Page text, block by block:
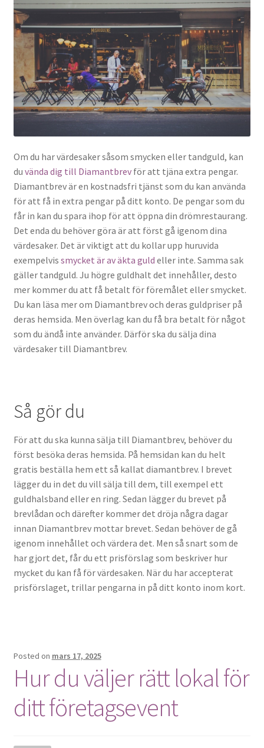
Om du har värdesaker såsom smycken eller tandguld, kan
du vända dig till Diamantbrevför att tjäna extra pengar.
Diamantbrev är en kostnadsfri tjänst som du kan använda
för att få in extra pengar på ditt konto. De pengar som du
får in kan du spara ihop för att öppna din drömrestaurang.
Det enda du behöver göra är att först gå igenom dina
värdesaker. Det är viktigt att du kollar upp huruvida
exempelvis smycket är av äkta guld eller inte. Samma sak
gäller tandguld. Ju högre guldhalt det innehåller, desto
mer kommer du att få betalt för föremålet eller smycket.
Du kan läsa mer om Diamantbrev och deras guldpriser på
deras hemsida. Men överlag kan du få bra betalt för något
som du ändå inte använder. Därför ska du sälja dina
värdesaker till Diamantbrev.
Så gör du
För att du ska kunna sälja till Diamantbrev, behöver du
först besöka deras hemsida. På hemsidan kan du helt
gratis beställa hem ett så kallat diamantbrev. I brevet
lägger du in det du vill sälja till dem, till exempel ett
guldhalsband eller en ring. Sedan lägger du brevet på
brevlådan och därefter kommer det dröja några dagar
innan Diamantbrev mottar brevet. Sedan behöver de gå
igenom innehållet och värdera det. Men så snart som de
har gjort det, får du ett prisförslag som beskriver hur
mycket du kan få för värdesaken. När du har accepterat
prisförslaget, trillar pengarna in på ditt konto inom kort.
Posted on mars 17, 2025
Hur du väljer rätt lokal för
ditt företagsevent